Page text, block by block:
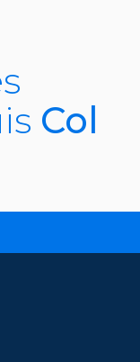
Col